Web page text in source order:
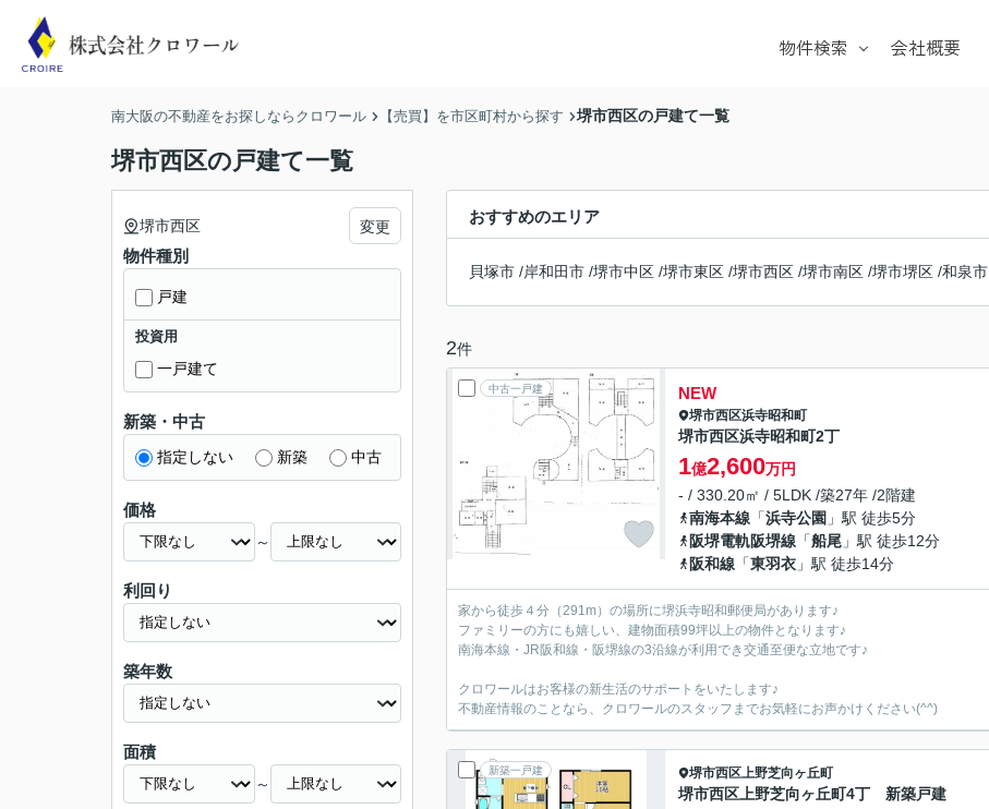
物件検索 会社概要
南大阪の不動産をお探しならクロワール 【売買】を市区町村から探す 堺市西区の戸建て一覧
堺市西区の戸建て一覧
おすすめのエリア
貝塚市 /岸和田市 /堺市中区 /堺市東区 /堺市西区 /堺市南区 /堺市堺区 /和泉市
2件
中古一戸建 NEW
堺市西区浜寺昭和町
堺市西区浜寺昭和町2丁
1億2,600万円
- / 330.20㎡ / 5LDK /築27年 /2階建
南海本線 「浜寺公園 」駅 徒歩5分
阪堺電軌阪堺線 「船尾 」駅 徒歩12分
阪和線 「東羽衣 」駅 徒歩14分
家から徒歩４分（291m）の場所に堺浜寺昭和郵便局があります♪
ファミリーの方にも嬉しい、建物面積99坪以上の物件となります♪
南海本線・JR阪和線・阪堺線の3沿線が利用でき交通至便な立地です♪
クロワールはお客様の新生活のサポートをいたします♪
不動産情報のことなら、クロワールのスタッフまでお気軽にお声かけください(^^)
新築一戸建 堺市西区上野芝向ヶ丘町
堺市西区上野芝向ヶ丘町4丁 新築戸建
堺市西区 変更
物件種別
戸建
投資用
一戸建て
新築・中古
指定しない 新築 中古
価格
～
利回り
築年数
面積
～